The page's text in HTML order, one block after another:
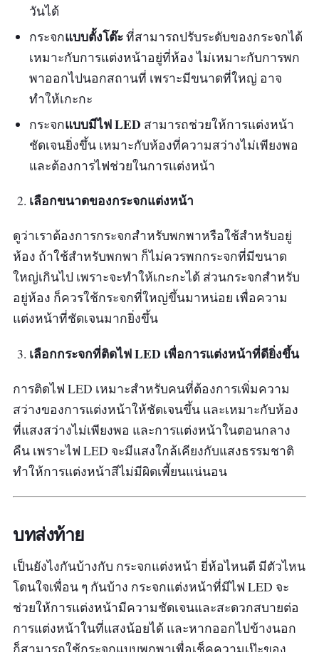
วันได้
กระจกแบบตั้งโต๊ะที่สามารถปรับระดับของกระจกได้
เหมาะกับการแต่งหน้าอยู่ที่ห้อง ไม่เหมาะกับการพก
พาออกไปนอกสถานที่ เพราะมีขนาดที่ใหญ่ อาจ
ทำให้เกะกะ
กระจกแบบมีไฟ LED สามารถช่วยให้การแต่งหน้า
ชัดเจนยิ่งขึ้น เหมาะกับห้องที่ความสว่างไม่เพียงพอ
และต้องการไฟช่วยในการแต่งหน้า
เลือกขนาดของกระจกแต่งหน้า
ดูว่าเราต้องการกระจกสำหรับพกพาหรือใช้สำหรับอยู่
ห้อง ถ้าใช้สำหรับพกพา ก็ไม่ควรพกกระจกที่มีขนาด
ใหญ่เกินไป เพราะจะทำให้เกะกะได้ ส่วนกระจกสำหรับ
อยู่ห้อง ก็ควรใช้กระจกที่ใหญ่ขึ้นมาหน่อย เพื่อความ
แต่งหน้าที่ชัดเจนมากยิ่งขึ้น
เลือกกระจกที่ติดไฟ LED เพื่อการแต่งหน้าที่ดียิ่งขึ้น
การติดไฟ LED เหมาะสำหรับคนที่ต้องการเพิ่มความ
สว่างของการแต่งหน้าให้ชัดเจนขึ้น และเหมาะกับห้อง
ที่แสงสว่างไม่เพียงพอ และการแต่งหน้าในตอนกลาง
คืน เพราะไฟ LED จะมีแสงใกล้เคียงกับแสงธรรมชาติ
ทำให้การแต่งหน้าสีไม่มีผิดเพี้ยนแน่นอน
บทส่งท้าย
เป็นยังไงกันบ้างกับ กระจกแต่งหน้า ยี่ห้อไหนดี มีตัวไหน
โดนใจเพื่อน ๆ กันบ้าง กระจกแต่งหน้าที่มีไฟ LED จะ
ช่วยให้การแต่งหน้ามีความชัดเจนและสะดวกสบายต่อ
การแต่งหน้าในที่แสงน้อยได้ และหากออกไปข้างนอก